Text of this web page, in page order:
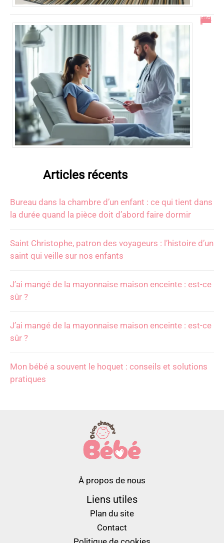
En combien de temps se résorbe un décollement placentaire ?
Articles récents
Bureau dans la chambre d’un enfant : ce qui tient dans
la durée quand la pièce doit d’abord faire dormir
Saint Christophe, patron des voyageurs : l’histoire d’un
saint qui veille sur nos enfants
J’ai mangé de la mayonnaise maison enceinte : est-ce
sûr ?
J’ai mangé de la mayonnaise maison enceinte : est-ce
sûr ?
Mon bébé a souvent le hoquet : conseils et solutions
pratiques
À propos de nous
Liens utiles
Plan du site
Contact